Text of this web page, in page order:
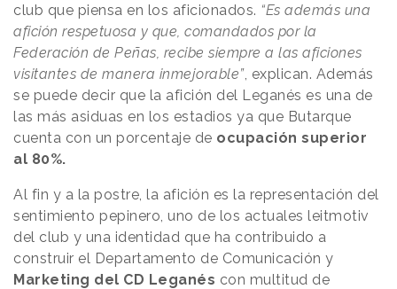
club que piensa en los aficionados. “Es además una
afición respetuosa y que, comandados por la
Federación de Peñas, recibe siempre a las aficiones
visitantes de manera inmejorable”, explican. Además
se puede decir que la afición del Leganés es una de
las más asiduas en los estadios ya que Butarque
cuenta con un porcentaje de ocupación superior
al 80%.
Al fin y a la postre, la afición es la representación del
sentimiento pepinero, uno de los actuales leitmotiv
del club y una identidad que ha contribuido a
construir el Departamento de Comunicación y
Marketing del CD Leganés con multitud de